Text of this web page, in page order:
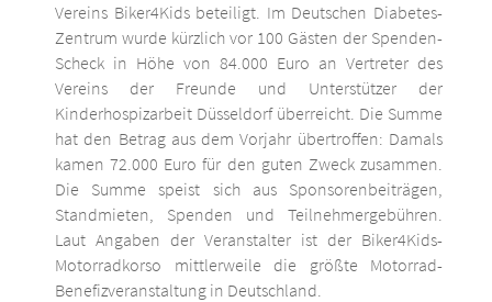
Vereins Biker4Kids beteiligt. Im Deutschen Diabetes-
Zentrum wurde kürzlich vor 100 Gästen der Spenden-
Scheck in Höhe von 84.000 Euro an Vertreter des
Vereins der Freunde und Unterstützer der
Kinderhospizarbeit Düsseldorf überreicht. Die Summe
hat den Betrag aus dem Vorjahr übertroffen: Damals
kamen 72.000 Euro für den guten Zweck zusammen.
Die Summe speist sich aus Sponsorenbeiträgen,
Standmieten, Spenden und Teilnehmergebühren.
Laut Angaben der Veranstalter ist der Biker4Kids-
Motorradkorso mittlerweile die größte Motorrad-
Benefizveranstaltung in Deutschland.